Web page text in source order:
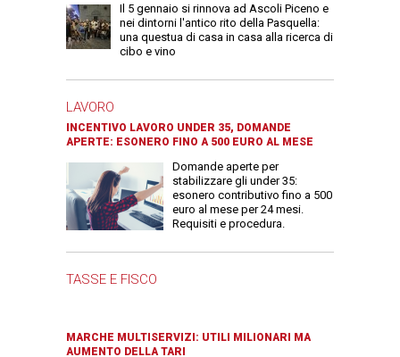
Il 5 gennaio si rinnova ad Ascoli Piceno e
nei dintorni l'antico rito della Pasquella:
una questua di casa in casa alla ricerca di
cibo e vino
LAVORO
INCENTIVO LAVORO UNDER 35, DOMANDE
APERTE: ESONERO FINO A 500 EURO AL MESE
Domande aperte per
stabilizzare gli under 35:
esonero contributivo fino a 500
euro al mese per 24 mesi.
Requisiti e procedura.
TASSE E FISCO
MARCHE MULTISERVIZI: UTILI MILIONARI MA
AUMENTO DELLA TARI